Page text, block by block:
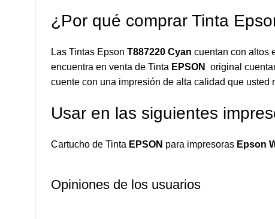
¿Por qué comprar Tinta
Las Tintas Epson T887220 Cyan cuentan con altos
encuentra en venta de Tinta EPSON
original
cuente con una impresión de alta calidad que usted
Usar en las siguientes
Cartucho de Tinta EPSON para impresoras Epson
Opiniones de los usuarios